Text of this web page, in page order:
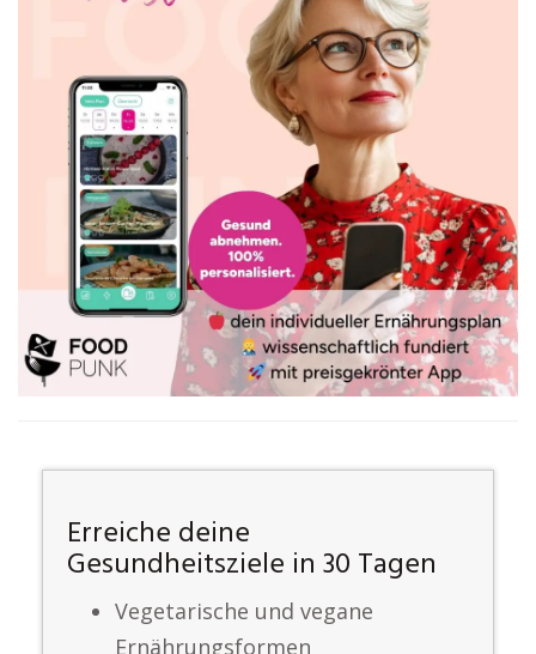
Erreiche deine
Gesundheitsziele in 30 Tagen
Vegetarische und vegane
Ernährungsformen